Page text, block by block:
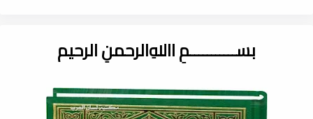
بســـــــــــمِ اﷲِالرحمنِ الرحيم